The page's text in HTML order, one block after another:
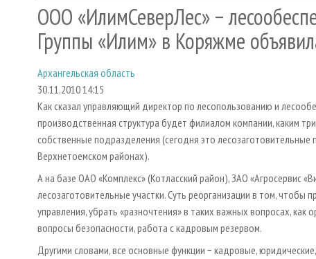
ООО «ИлимСеверЛес» −
Группы «Илим» в Коряжме
Архангельская область
30.11.2010 14:15
Как сказал управляющий директор по лесопользованию и
производственная структура будет филиалом компании, каким
собственные подразделения (сегодня это
Верхнетоемском районах).
А на базе ОАО «Комплекс» (Котласский район), ЗАО «Агросервис
лесозаготовительные участки. Суть реорганизации в том, чтобы
управления, убрать «разночтения» в таких важных вопросах,
вопросы безопасности, работа с кадровым резервом.
Другими словами, все основные функции − кадровые,